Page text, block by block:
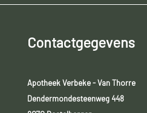
Contactgegevens
Apotheek Verbeke - Van Thorre
Dendermondesteenweg 448